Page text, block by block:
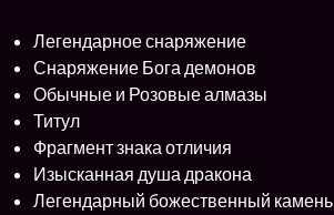
Легендарное снаряжение
Снаряжение Бога демонов
Обычные и Розовые алмазы
Титул
Фрагмент знака отличия
Изысканная душа дракона
Легендарный божественный камень